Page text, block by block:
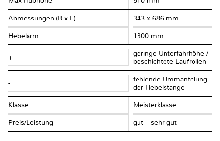
Abmessungen (B x L) 343 x 686 mm
Hebelarm 1300 mm
+
geringe Unterfahrhöhe /
beschichtete Laufrollen
-
fehlende Ummantelung
der Hebelstange
Klasse Meisterklasse
Preis/Leistung gut – sehr gut